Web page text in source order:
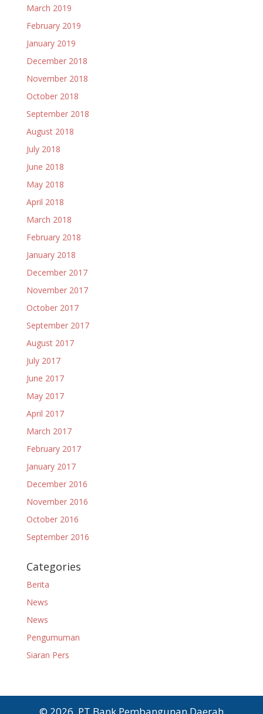
March 2019
February 2019
January 2019
December 2018
November 2018
October 2018
September 2018
August 2018
July 2018
June 2018
May 2018
April 2018
March 2018
February 2018
January 2018
December 2017
November 2017
October 2017
September 2017
August 2017
July 2017
June 2017
May 2017
April 2017
March 2017
February 2017
January 2017
December 2016
November 2016
October 2016
September 2016
Categories
Berita
News
News
Pengumuman
Siaran Pers
© 2026, PT Bank Pembangunan Daerah